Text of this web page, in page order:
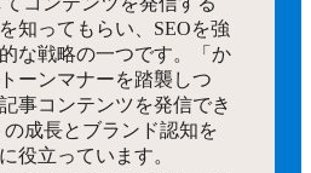
知ってもらい、SEOを強
な戦略の一つです。「か
ーンマナーを踏襲しつ
事コンテンツを発信でき
成長とブランド認知を
役立っています。